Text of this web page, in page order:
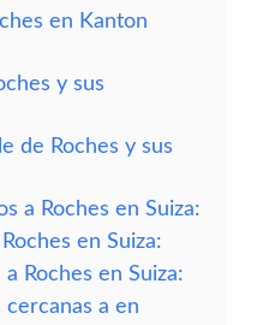
en Kanton
y sus
de Roches y sus
a Roches en Suiza:
en Suiza:
Roches en Suiza:
a en